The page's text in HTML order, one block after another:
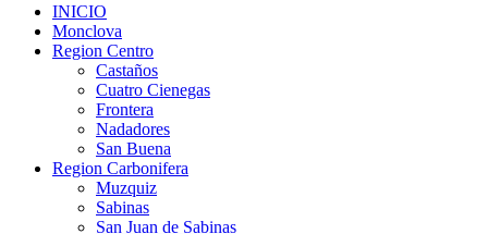
INICIO
Monclova
Region Centro
Castaños
Cuatro Cienegas
Frontera
Nadadores
San Buena
Region Carbonifera
Muzquiz
Sabinas
San Juan de Sabinas